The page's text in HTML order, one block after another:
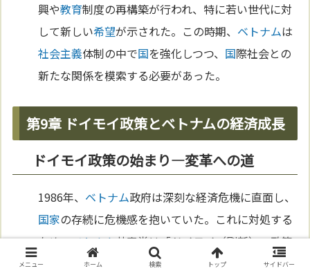
興や教育制度の再構築が行われ、特に若い世代に対
して新しい希望が示された。この時期、 ベトナムは
社会主義体制の中で国を強化しつつ、 国際社会との
新たな関係を模索する必要があった。
第9章 ドイモイ政策とベトナムの経済成長
ドイモイ政策の始まり—変革への道
1986年、 ベトナム政府は深刻な経済危機に直面し、
国家の存続に危機感を抱いていた。これに対処する
ため、ベトナム共産党は「ドイモイ（刷新）」政策
を導入した。この政策は、中央集権的な計画経済か
メニュー ホーム 検索 トップ サイドバー